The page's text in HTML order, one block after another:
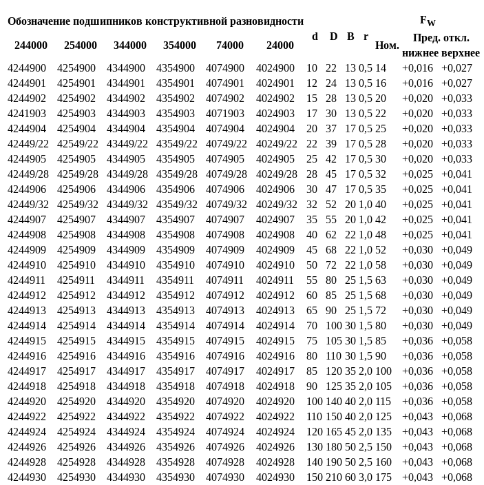
Обозначение подшипников конструктивной разновидности
d
D B r
FW
244000 254000 344000 354000 74000 24000 Ном.
Пред. откл.
нижнее верхнее
4244900
4254900 4344900 4354900 4074900 4024900 10 22 13 0,5 14 +0,016
+0,027
4244901
4254901 4344901 4354901 4074901 4024901 12 24 13 0,5 16 +0,016
+0,027
4244902
4254902 4344902 4354902 4074902 4024902 15 28 13 0,5 20 +0,020
+0,033
4241903
4254903 4344903 4354903 4071903 4024903 17 30 13 0,5 22 +0,020
+0,033
4244904
4254904 4344904 4354904 4074904 4024904 20 37 17 0,5 25 +0,020
+0,033
42449/22
42549/22 43449/22 43549/22 40749/22 40249/22 22 39 17 0,5 28 +0,020
+0,033
4244905
4254905 4344905 4354905 4074905 4024905 25 42 17 0,5 30 +0,020
+0,033
42449/28
42549/28 43449/28 43549/28 40749/28 40249/28 28 45 17 0,5 32 +0,025
+0,041
4244906
4254906 4344906 4354906 4074906 4024906 30 47 17 0,5 35 +0,025
+0,041
42449/32
42549/32 43449/32 43549/32 40749/32 40249/32 32 52 20 1,0 40 +0,025
+0,041
4244907
4254907 4344907 4354907 4074907 4024907 35 55 20 1,0 42 +0,025
+0,041
4244908
4254908 4344908 4354908 4074908 4024908 40 62 22 1,0 48 +0,025
+0,041
4244909
4254909 4344909 4354909 4074909 4024909 45 68 22 1,0 52 +0,030
+0,049
4244910
4254910 4344910 4354910 4074910 4024910 50 72 22 1,0 58 +0,030
+0,049
4244911
4254911 4344911 4354911 4074911 4024911 55 80 25 1,5 63 +0,030
+0,049
4244912
4254912 4344912 4354912 4074912 4024912 60 85 25 1,5 68 +0,030
+0,049
4244913
4254913 4344913 4354913 4074913 4024913 65 90 25 1,5 72 +0,030
+0,049
4244914
4254914 4344914 4354914 4074914 4024914 70 100 30 1,5 80 +0,030
+0,049
4244915
4254915 4344915 4354915 4074915 4024915 75 105 30 1,5 85 +0,036
+0,058
4244916
4254916 4344916 4354916 4074916 4024916 80 110 30 1,5 90 +0,036
+0,058
4244917
4254917 4344917 4354917 4074917 4024917 85 120 35 2,0 100 +0,036
+0,058
4244918
4254918 4344918 4354918 4074918 4024918 90 125 35 2,0 105 +0,036
+0,058
4244920
4254920 4344920 4354920 4074920 4024920 100 140 40 2,0 115 +0,036
+0,058
4244922
4254922 4344922 4354922 4074922 4024922 110 150 40 2,0 125 +0,043
+0,068
4244924
4254924 4344924 4354924 4074924 4024924 120 165 45 2,0 135 +0,043
+0,068
4244926
4254926 4344926 4354926 4074926 4024926 130 180 50 2,5 150 +0,043
+0,068
4244928
4254928 4344928 4354928 4074928 4024928 140 190 50 2,5 160 +0,043
+0,068
4244930
4254930 4344930 4354930 4074930 4024930 150 210 60 3,0 175 +0,043
+0,068